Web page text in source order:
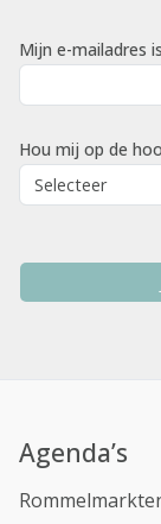
Mijn e-mailadres is
Hou mij op de
Agenda’s